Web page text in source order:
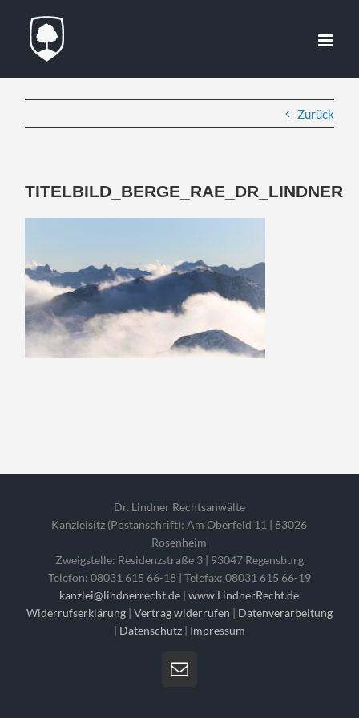
Inhalt
springen
Zurück
TITELBILD_BERGE_RAE_DR_LINDNER
Dr. Lindner Rechtsanwälte
Kanzleisitz (Postanschrift): Am Oberfeld 11 | 83026
Rosenheim
Zweigstelle: Residenzstraße 3 | 93047 Regensburg
Telefon: 08031 615 66-18 | Telefax: 08031 615 66-19
kanzlei@lindnerrecht.de |www.LindnerRecht.de
Widerrufserklärung| Vertrag widerrufen | Datenverarbeitung
| Datenschutz| Impressum
E-